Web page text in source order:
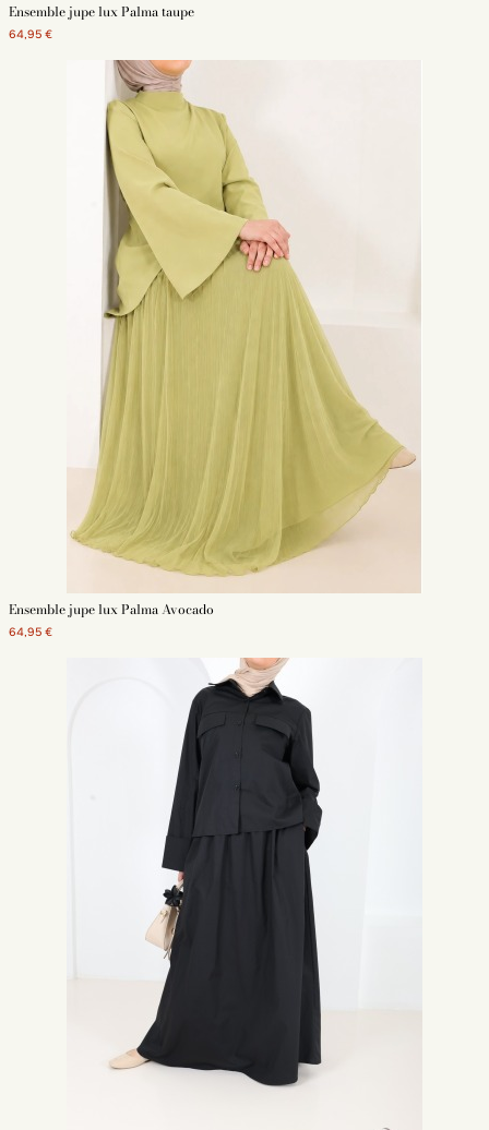
Ensemble jupe lux Palma taupe
64,95 €
Ensemble jupe lux Palma Avocado
64,95 €